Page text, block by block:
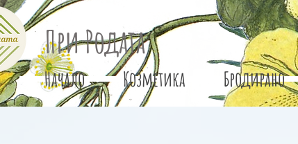
При Родата
Начало Козметика Бродирано